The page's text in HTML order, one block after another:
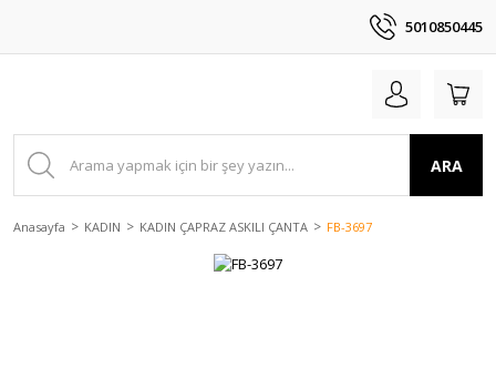
5010850445
ARA
Anasayfa KADIN KADIN ÇAPRAZ ASKILI ÇANTA FB-3697